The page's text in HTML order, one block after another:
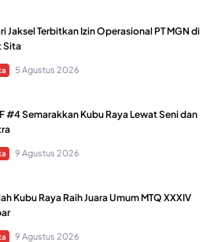
Jaksel Terbitkan Izin Operasional PT MGN di
Sita
5 Agustus 2026
#4 Semarakkan Kubu Raya Lewat Seni dan
9 Agustus 2026
Kubu Raya Raih Juara Umum MTQ XXXIV
9 Agustus 2026